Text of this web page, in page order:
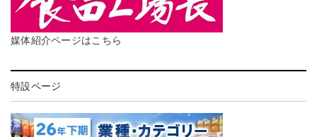
媒体紹介ページはこちら
特設ページ